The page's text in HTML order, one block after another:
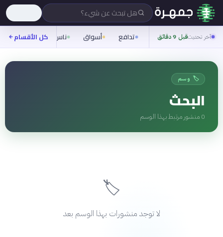
هل تبحث عن شيء؟
آخر تحديثقبل 9 دقائق تدافع أسواق ناس روح
كل الأقسام
🏷️ وسم
البحث
0 منشور مرتبط بهذا الوسم
🏷️
لا توجد منشورات بهذا الوسم بعد